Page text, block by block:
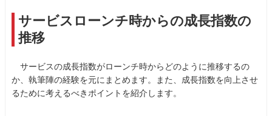
サービスローンチ時からの成長指数の
推移
サービスの成長指数がローンチ時からどのように推移するの
か、執筆陣の経験を元にまとめます。また、成長指数を向上させ
るために考えるべきポイントを紹介します。